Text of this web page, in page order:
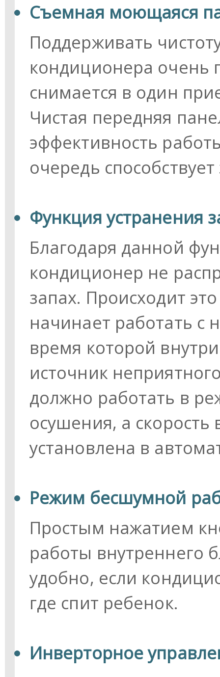
Съемная моющаяся
Поддерживать
кондиционера очень
снимается в один
Чистая передняя
эффективность
очередь
Функция устранения
Благодаря данной
кондиционер не
запах. Происходит
начинает работать с
время которой
источник
должно работать в
осушения, а
установлена в
Режим бесшумной
Простым нажатием
работы внутреннего
удобно, если
где спит ребенок.
Инверторное